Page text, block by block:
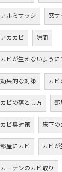
アルミサッシ 窓サ
アカカビ 隙間
カビが生えないように
効果的な対策 カビ
カビの落とし方 部
カビ臭対策 床下の
部屋にカビ カビが
カーテンのカビ取り